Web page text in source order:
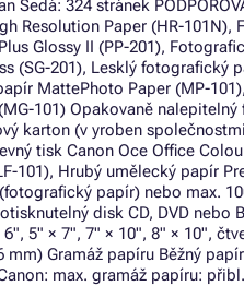
Šedá: 324 stránek
Resolution Paper (HR-
Glossy II (PP-201),
(SG-201), Lesklý fotografický
MattePhoto Paper (MP-
101) Opakovaně
karton (v yroben
tisk Canon Oce Office
101), Hrubý umělecký papír
papír) nebo max.
disk CD, DVD nebo
5" × 7", 7" × 10", 8" × 10",
mm) Gramáž papíru Běžný
max. gramáž papíru: